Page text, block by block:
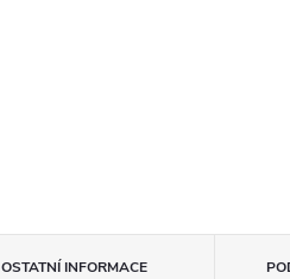
OSTATNÍ INFORMACE